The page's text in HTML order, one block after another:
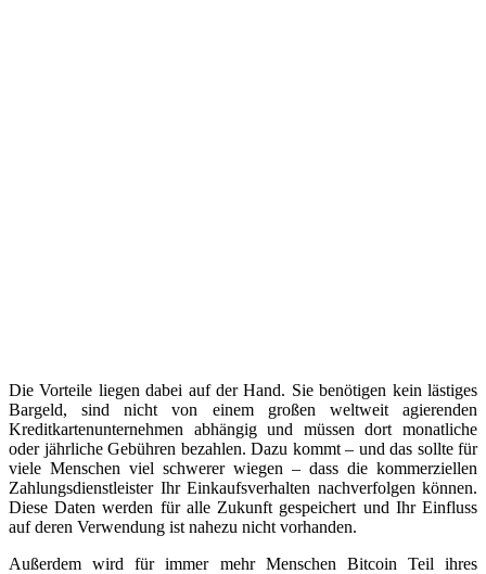
Die Vorteile liegen dabei auf der Hand. Sie benötigen kein lästiges
Bargeld, sind nicht von einem großen weltweit agierenden
Kreditkartenunternehmen abhängig und müssen dort monatliche
oder jährliche Gebühren bezahlen. Dazu kommt – und das sollte für
viele Menschen viel schwerer wiegen – dass die kommerziellen
Zahlungsdienstleister Ihr Einkaufsverhalten nachverfolgen können.
Diese Daten werden für alle Zukunft gespeichert und Ihr Einfluss
auf deren Verwendung ist nahezu nicht vorhanden.
Außerdem wird für immer mehr Menschen Bitcoin Teil ihres